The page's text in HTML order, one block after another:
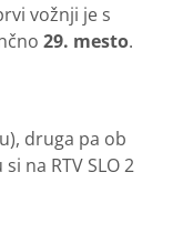
vožnji je s
29. mesto.
druga pa ob
na RTV SLO 2